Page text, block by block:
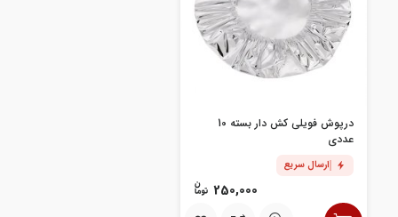
درپوش فویلی کش دار بسته 10
عددی
ارسال سریع
250,000